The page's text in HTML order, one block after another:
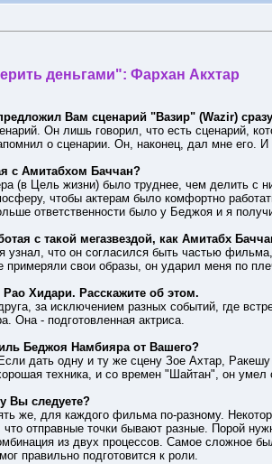
деньгами": Фархан Акхтар
Вам сценарий "Вазир" (Wazir)
Он лишь говорил, что есть сценарий,
о сценарии. Он, наконец, дал мне
с Амитабхом Баччан?
(в Цель жизни) было труднее, чем делить с
чтобы актерам было комфортно
ответственности было у Беджоя и я
с такой мегазвездой, как Амитабх
узнал, что он согласился быть частью
свои образы, он ударил меня по
Хидари. Расскажите об этом.
за исключением разных событий, где
Она - подготовленная актриса.
Беджоя Намбияра от Вашего?
дать одну и ту же сцену Зое Ахтар,
техника, и со времен "Шайтан", он
Вы следуете?
же, для каждого фильма по-разному.
что отправные точки бывают разные. Порой
из двух процессов. Самое сложное
правильно подготовится к роли.